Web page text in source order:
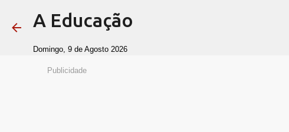
A Educação
Domingo, 9 de Agosto 2026
Publicidade